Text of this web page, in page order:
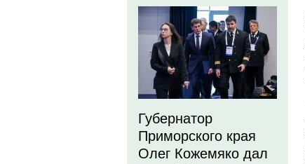
Губернатор
Приморского края
Олег Кожемяко дал